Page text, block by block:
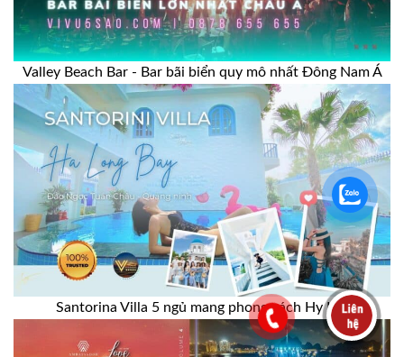
Valley Beach Bar - Bar bãi biển quy mô nhất Đông Nam Á
Santorina Villa 5 ngủ mang phong cách Hy Lạp